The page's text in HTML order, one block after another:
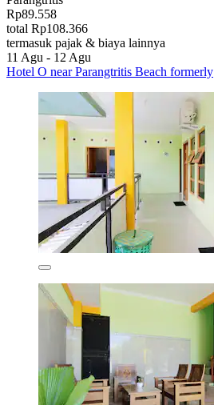
Rp89.558
total Rp108.366
termasuk pajak & biaya lainnya
11 Agu - 12 Agu
Hotel O near Parangtritis Beach formerly